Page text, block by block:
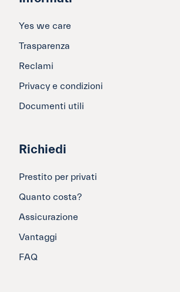
Yes we care
Trasparenza
Reclami
Privacy e condizioni
Documenti utili
Richiedi
Prestito per privati
Quanto costa?
Assicurazione
Vantaggi
FAQ